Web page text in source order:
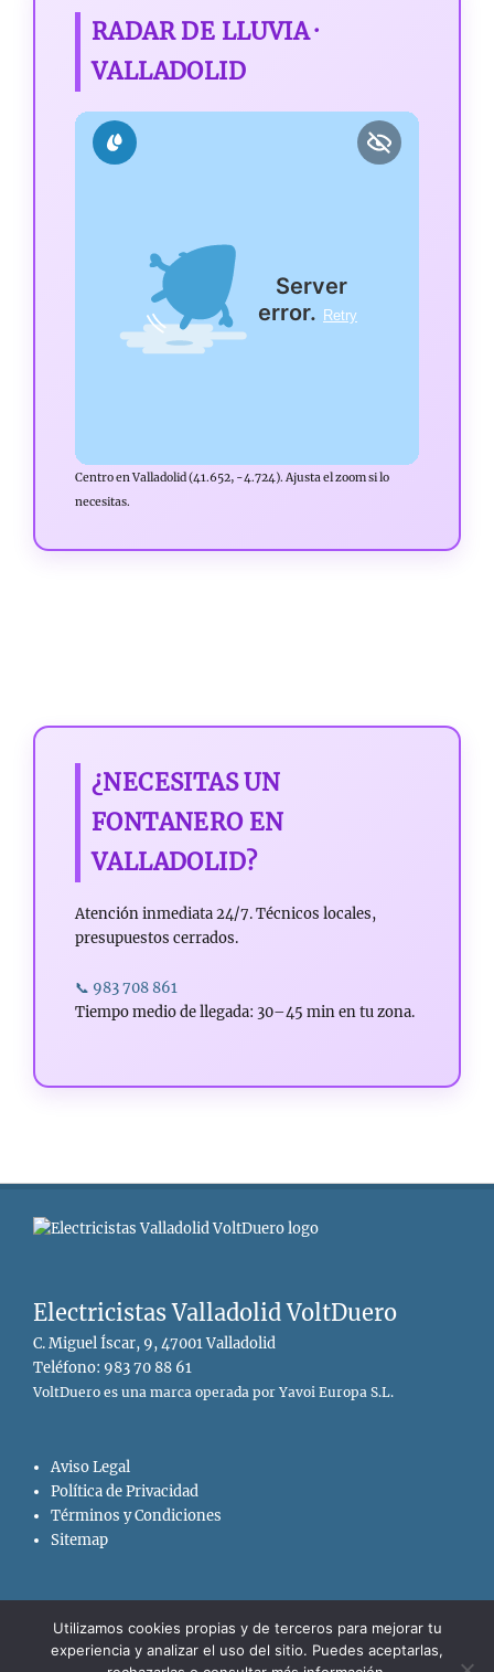
RADAR DE LLUVIA ·
VALLADOLID
Centro en Valladolid (41.652, -4.724). Ajusta el zoom si lo
necesitas.
¿NECESITAS UN
FONTANERO EN
VALLADOLID?
Atención inmediata 24/7. Técnicos locales,
presupuestos cerrados.
📞 983 708 861
Tiempo medio de llegada: 30–45 min en tu zona.
Electricistas Valladolid VoltDuero
C. Miguel Íscar, 9, 47001 Valladolid
Teléfono: 983 70 88 61
VoltDuero es una marca operada por Yavoi Europa S.L.
Aviso Legal
Política de Privacidad
Términos y Condiciones
Sitemap
Copyright © 2026Electricistas Valladolid VoltDuero. All Rights
Utilizamos cookies propias y de terceros para mejorar tu
experiencia y analizar el uso del sitio. Puedes aceptarlas,